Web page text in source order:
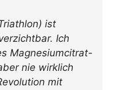
ist
Ich
Magnesiumcitrat-
nie wirklich
mit